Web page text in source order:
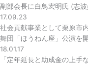
副部会長に白鳥宏明氏 (志
17.09.23
社会貢献事業として栗原市
舞団「ほうねん座」公演を
18.01.17
「定年延長と助成金の上手